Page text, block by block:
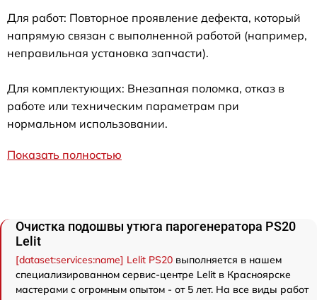
Для работ: Повторное проявление дефекта, который
напрямую связан с выполненной работой (например,
неправильная установка запчасти).
Для комплектующих: Внезапная поломка, отказ в
работе или техническим параметрам при
нормальном использовании.
Показать полностью
Очистка подошвы утюга парогенератора PS20
Lelit
[dataset:services:name] Lelit PS20 выполняется в нашем
специализированном сервис-центре Lelit в Красноярске
мастерами с огромным опытом - от 5 лет. На все виды работ